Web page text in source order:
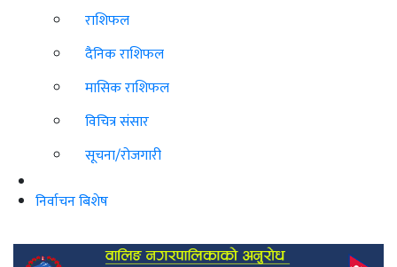
राशिफल
दैनिक राशिफल
मासिक राशिफल
विचित्र संसार
सूचना/रोजगारी
निर्वाचन बिशेष